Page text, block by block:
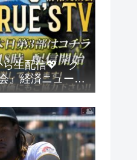
生配信💖『ク
』経済ニュース
投資信託 仮想
動産投資 為替
ディナール